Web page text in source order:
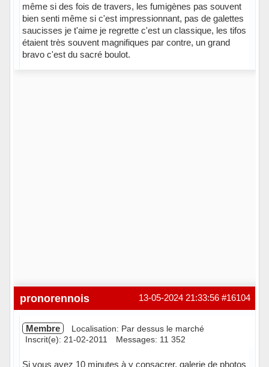
même si des fois de travers, les fumigènes pas souvent
bien senti même si c'est impressionnant, pas de galettes
saucisses je t'aime je regrette c'est un classique, les tifos
étaient très souvent magnifiques par contre, un grand
bravo c'est du sacré boulot.
#16104
13-05-2024 21:33:56
pronorennois
Membre
Localisation: Par dessus le marché
Inscrit(e): 21-02-2011
Messages: 11 352
Si vous avez 10 minutes à y consacrer, galerie de photos